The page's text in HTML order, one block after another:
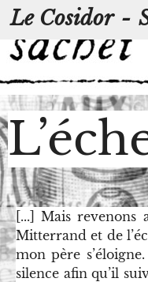
Le Cosidor -
[...] Mais
Mitterrand et de
mon père
silence afin qu’il